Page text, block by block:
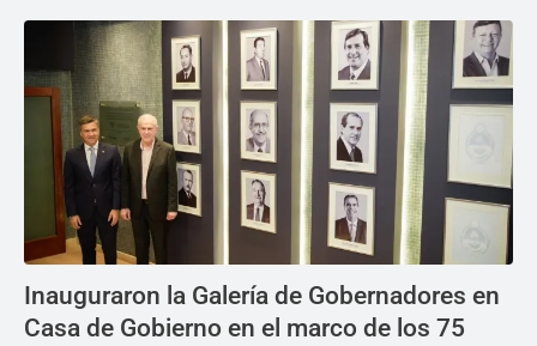
Inauguraron la Galería de Gobernadores en
Casa de Gobierno en el marco de los 75